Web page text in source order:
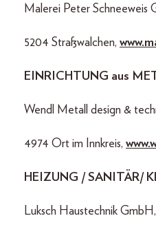
Malerei Peter Schneeweis
5204 Straßwalchen,
EINRICHTUNG aus
Wendl Metall design &
4974 Ort im Innkreis,
HEIZUNG / SANITÄR/
Luksch Haustechnik